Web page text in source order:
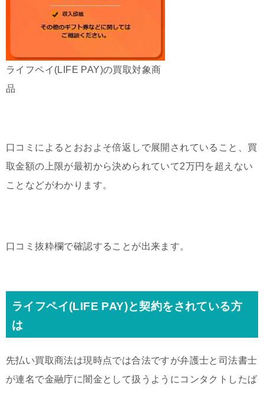
ライフペイ(LIFE PAY)の買取対象商
品
口コミによるとおおよそ倍返しで展開されていること、買
取金額の上限が最初から決められていて2万円を超えない
ことなどがわかります。
口コミ抜粋欄で確認することが出来ます。
ライフペイ(LIFE PAY)と契約をされている方
は
先払い買取商法は現時点では合法ですが弁護士と司法書士
が連名で金融庁に闇金として扱うようにコンタクトしたば